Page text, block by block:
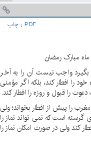
چاپ ; PDF
مبارک رمضان
بگیرد واجب نیست آن را به آخر
را افطار کند، بلکه اگر مؤمنی
را قبول و روزه را افطار کند.
مغرب را پیش از افطار بخواند؛ ولی
است که نمی تواند نماز را
کند ولی در صورت امکان نماز را